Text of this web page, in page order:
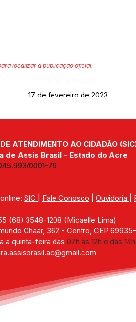
localizar a publicação oficial.
17 de fevereiro de 2023
ATENDIMENTO AO CIDADÃO
de Assis Brasil - Estado do Acre
0001-79
SIC Fale Conosco Ouvidoria
(68) 3548-1208 (Micaelle Lima)
Chaar, 362 - Centro, CEP
a quinta-feira das 07h às 12h e das
@gmail.com